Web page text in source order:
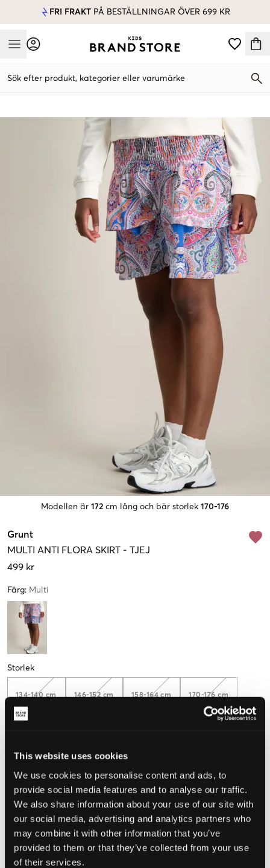
This website uses cookies
We use cookies to personalise content and ads, to
provide social media features and to analyse our traffic.
We also share information about your use of our site with
our social media, advertising and analytics partners who
may combine it with other information that you’ve
provided to them or that they’ve collected from your use
of their services.
FRI FRAKT PÅ BESTÄLLNINGAR ÖVER 699 KR
Mobile Menu
Sök efter produkt, kategorier eller varumärke
Modellen är 172 cm lång och bär storlek 170-176
Grunt
MULTI ANTI FLORA SKIRT - TJEJ
499 kr
Färg: Multi
Storlek
134-140 cm 146-152 cm 158-164 cm 170-176 cm
Upplevd storlek
STORLEKSGUIDE